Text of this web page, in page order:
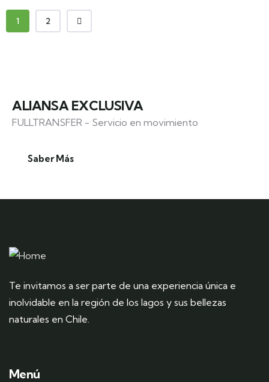
1 2
ALIANSA EXCLUSIVA
FULLTRANSFER - Servicio en movimiento
Saber Más
Te invitamos a ser parte de una experiencia única e
inolvidable en la región de los lagos y sus bellezas
naturales en Chile.
Menú